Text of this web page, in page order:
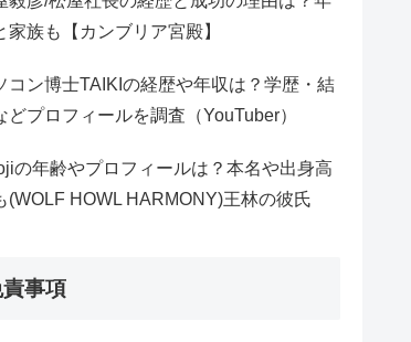
家族も【カンブリア宮殿】
コン博士TAIKIの経歴や年収は？学歴・結
どプロフィールを調査（YouTuber）
の年齢やプロフィールは？本名や出身高
(WOLF HOWL HARMONY)王林の彼氏
事項